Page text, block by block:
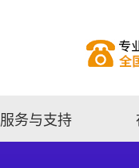
服务与支持